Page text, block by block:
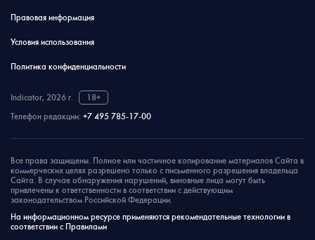
Правовая информация
Условия использования
Политика конфиденциальности
Indicator, 2026 г.
18+
Телефон редакции: +7 495 785-17-00
Все права защищены. Полное или частичное копирование материалов Сайта в
коммерческих целях разрешено только с письменного разрешения владельца
Сайта. В случае обнаружения нарушений, виновные лица могут быть
привлечены к ответственности в соответствии с действующим
законодательством Российской Федерации.
На информационном ресурсе применяются рекомендательные технологии в
соответствии с Правилами